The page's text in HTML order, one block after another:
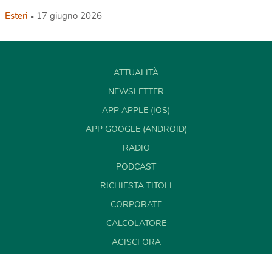
Esteri 17 giugno 2026
ATTUALITÀ
NEWSLETTER
APP APPLE (IOS)
APP GOOGLE (ANDROID)
RADIO
PODCAST
RICHIESTA TITOLI
CORPORATE
CALCOLATORE
AGISCI ORA